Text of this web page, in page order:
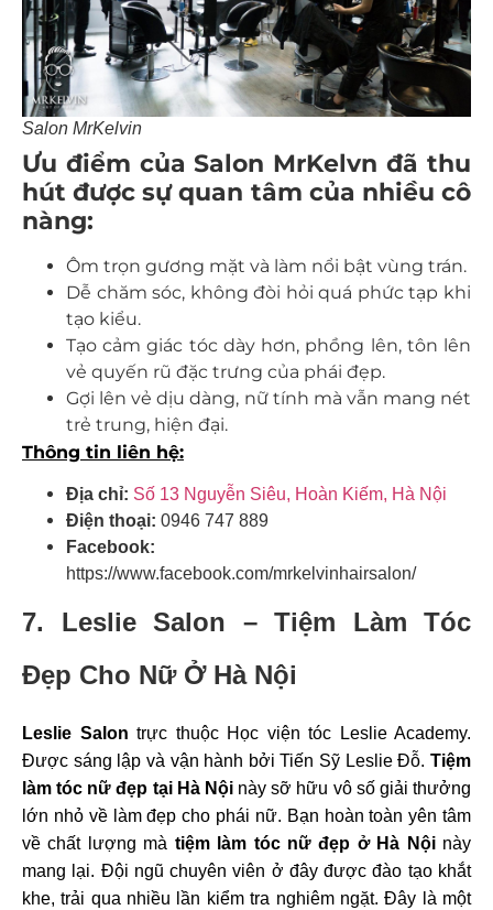
Salon MrKelvin
Ưu điểm của Salon MrKelvn đã thu
hút được sự quan tâm của nhiều cô
nàng:
Ôm trọn gương mặt và làm nổi bật vùng trán.
Dễ chăm sóc, không đòi hỏi quá phức tạp khi
tạo kiểu.
Tạo cảm giác tóc dày hơn, phồng lên, tôn lên
vẻ quyến rũ đặc trưng của phái đẹp.
Gợi lên vẻ dịu dàng, nữ tính mà vẫn mang nét
trẻ trung, hiện đại.
Thông tin liên hệ:
Địa chỉ: Số 13 Nguyễn Siêu, Hoàn Kiếm, Hà Nội
Điện thoại: 0946 747 889
Facebook:
https://www.facebook.com/mrkelvinhairsalon/
7. Leslie Salon – Tiệm Làm Tóc
Đẹp Cho Nữ Ở Hà Nội
Leslie Salon trực thuộc Học viện tóc Leslie Academy.
Được sáng lập và vận hành bởi Tiến Sỹ Leslie Đỗ. Tiệm
làm tóc nữ đẹp tại Hà Nội này sỡ hữu vô số giải thưởng
lớn nhỏ về làm đẹp cho phái nữ. Bạn hoàn toàn yên tâm
về chất lượng mà tiệm làm tóc nữ đẹp ở Hà Nội này
mang lại. Đội ngũ chuyên viên ở đây được đào tạo khắt
khe, trải qua nhiều lần kiểm tra nghiêm ngặt. Đây là một